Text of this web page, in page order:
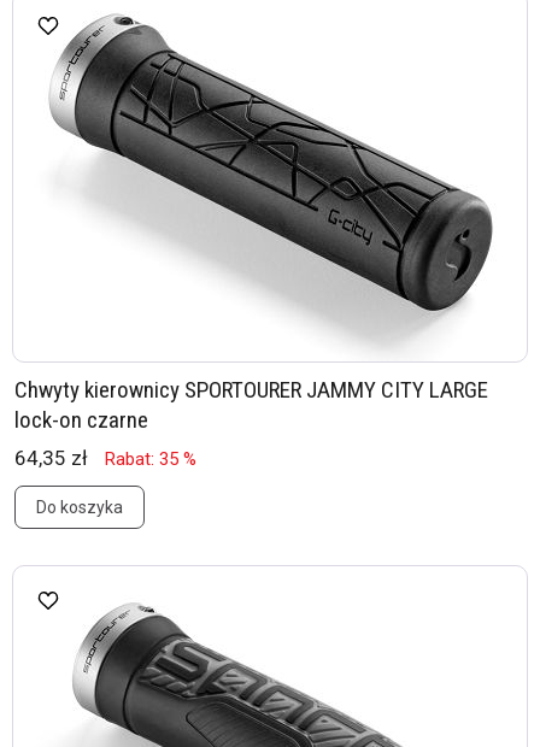
Chwyty kierownicy SPORTOURER JAMMY CITY LARGE
lock-on czarne
64,35 zł Rabat: 35 %
Do koszyka